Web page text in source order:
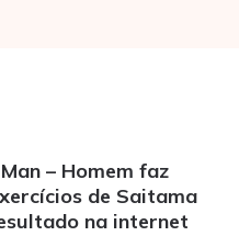
– Homem faz
de Saitama
na internet